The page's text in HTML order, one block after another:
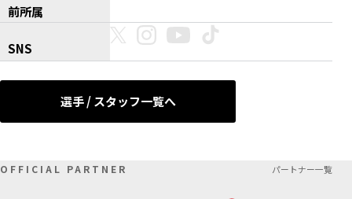
前所属
SNS
選手 / スタッフ一覧へ
OFFICIAL PARTNER パートナー一覧